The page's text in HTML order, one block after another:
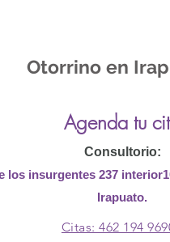
Otorrino en
Agenda tu
Consultorio:
los insurgentes 237
Irapuato.
Citas: 462 194